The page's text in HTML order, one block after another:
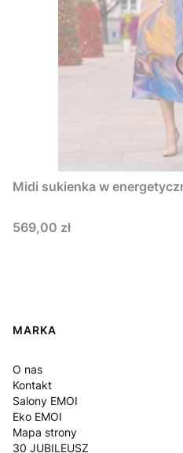
Midi sukienka w
Cena
569,00 zł
Linki w stopce
MARKA
O nas
Kontakt
Salony EMOI
Eko EMOI
Mapa strony
30 JUBILEUSZ